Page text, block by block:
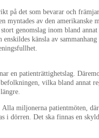
på det som bevarar och
myntades av den amerikanske
genomslag inom bland
enskildes känsla av
en patienträttighetslag.
vilka bland annat
Alla miljonerna patientmöten,
i dörren. Det ska finnas en